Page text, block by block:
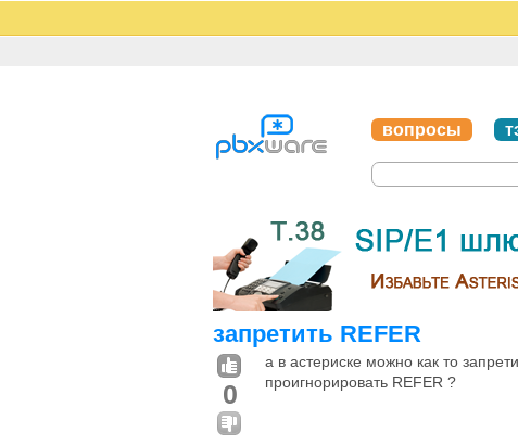
вопросы
запретить REFER
0
а в астериске можно как то
проигнорировать REFER ?